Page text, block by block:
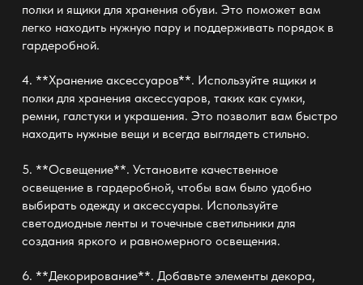
полки и ящики для хранения обуви. Это поможет вам
легко находить нужную пару и поддерживать порядок в
гардеробной.
4. **Хранение аксессуаров**. Используйте ящики и
полки для хранения аксессуаров, таких как сумки,
ремни, галстуки и украшения. Это позволит вам быстро
находить нужные вещи и всегда выглядеть стильно.
5. **Освещение**. Установите качественное
освещение в гардеробной, чтобы вам было удобно
выбирать одежду и аксессуары. Используйте
светодиодные ленты и точечные светильники для
создания яркого и равномерного освещения.
6. **Декорирование**. Добавьте элементы декора,